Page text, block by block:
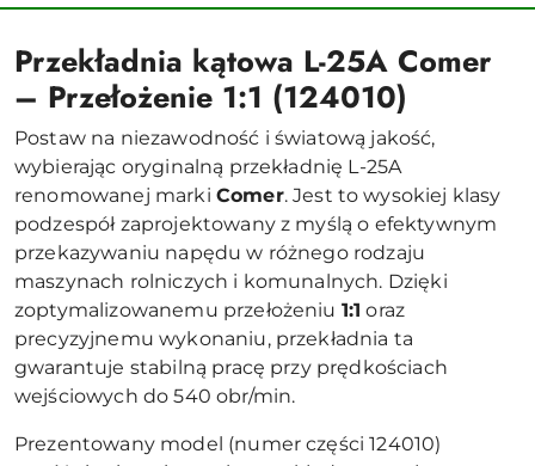
Przekładnia kątowa L-25A Comer
– Przełożenie 1:1 (124010)
Postaw na niezawodność i światową jakość,
wybierając oryginalną przekładnię L-25A
renomowanej marki Comer. Jest to wysokiej klasy
podzespół zaprojektowany z myślą o efektywnym
przekazywaniu napędu w różnego rodzaju
maszynach rolniczych i komunalnych. Dzięki
zoptymalizowanemu przełożeniu 1:1 oraz
precyzyjnemu wykonaniu, przekładnia ta
gwarantuje stabilną pracę przy prędkościach
wejściowych do 540 obr/min.
Prezentowany model (numer części 124010)